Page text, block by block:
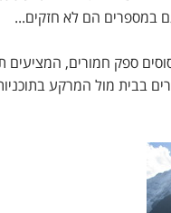
במספרים הם לא חזקים...
בבית מול המרקע